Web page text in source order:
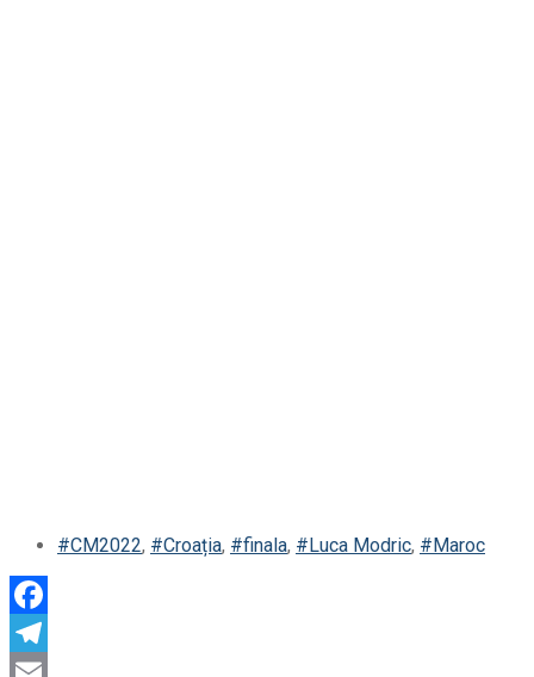
#CM2022, #Croația, #finala, #Luca Modric, #Maroc